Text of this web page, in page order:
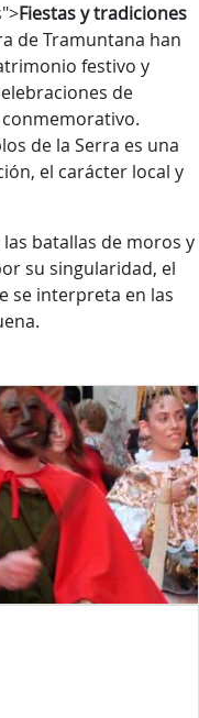
Fiestas y tradiciones
de Tramuntana han
festivo y
de
de la Serra es una
el carácter local y
batallas de moros y
su singularidad, el
se interpreta en las